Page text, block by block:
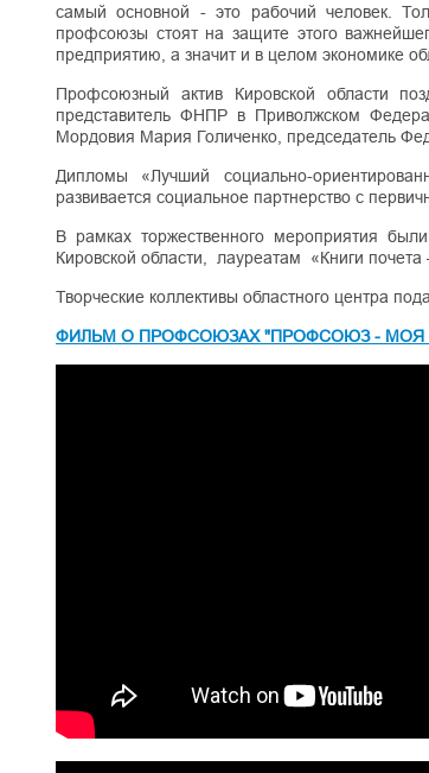
самый основной - это рабочий человек.
профсоюзы стоят на защите этого
предприятию, а значит и в целом экономике
Профсоюзный актив Кировской области
представитель ФНПР в Приволжском
Мордовия Мария Голиченко, председатель
Дипломы «Лучший социально-
развивается социальное партнерство с
В рамках торжественного мероприятия
Кировской области, лауреатам «Книги
Творческие коллективы областного центра
ФИЛЬМ О ПРОФСОЮЗАХ "ПРОФСОЮЗ - МОЯ